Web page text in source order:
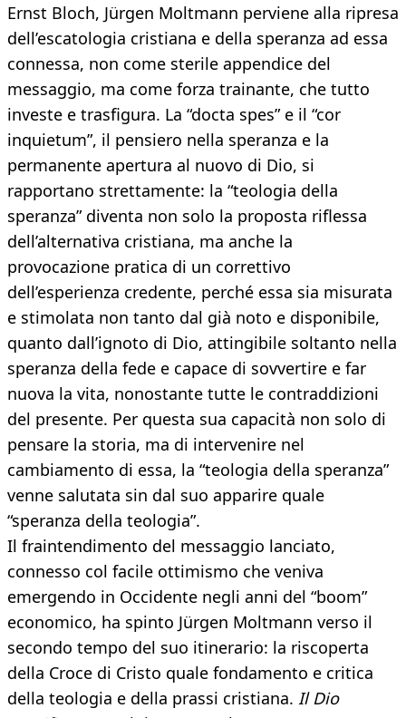
Ernst Bloch, Jürgen Moltmann perviene alla ripresa
dell’escatologia cristiana e della speranza ad essa
connessa, non come sterile appendice del
messaggio, ma come forza trainante, che tutto
investe e trasfigura. La “docta spes” e il “cor
inquietum”, il pensiero nella speranza e la
permanente apertura al nuovo di Dio, si
rapportano strettamente: la “teologia della
speranza” diventa non solo la proposta riflessa
dell’alternativa cristiana, ma anche la
provocazione pratica di un correttivo
dell’esperienza credente, perché essa sia misurata
e stimolata non tanto dal già noto e disponibile,
quanto dall’ignoto di Dio, attingibile soltanto nella
speranza della fede e capace di sovvertire e far
nuova la vita, nonostante tutte le contraddizioni
del presente. Per questa sua capacità non solo di
pensare la storia, ma di intervenire nel
cambiamento di essa, la “teologia della speranza”
venne salutata sin dal suo apparire quale
“speranza della teologia”.
Il fraintendimento del messaggio lanciato,
connesso col facile ottimismo che veniva
emergendo in Occidente negli anni del “boom”
economico, ha spinto Jürgen Moltmann verso il
secondo tempo del suo itinerario: la riscoperta
della Croce di Cristo quale fondamento e critica
della teologia e della prassi cristiana. Il Dio